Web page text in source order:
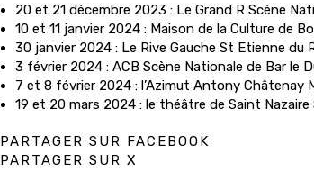
20 et 21 décembre 2023 : Le Grand R Scène
10 et 11 janvier 2024 : Maison de la Culture de
30 janvier 2024 : Le Rive Gauche St Etienne du
3 février 2024 : ACB Scène Nationale de Bar le
7 et 8 février 2024 : l’Azimut Antony Châtenay
19 et 20 mars 2024 : le théâtre de Saint Nazaire
PARTAGER SUR FACEBOOK
PARTAGER SUR X